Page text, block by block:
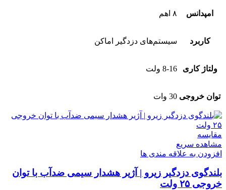
امپدانس ۸ اهم
کاربرد سیستم‌های دزدگیر اماکن
ولتاژ کاری 8-16 ولت
توان خروجی 30 وات
مقایسه
مشاهده سریع
افزودن به علاقه مندی ها
بلندگوی دزدگیر زیرو | آژیر هشدار سیمی ضدآب با توان
خروجی ۲۵ ولت